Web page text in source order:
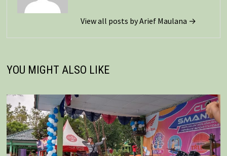
View all posts by Arief Maulana →
YOU MIGHT ALSO LIKE